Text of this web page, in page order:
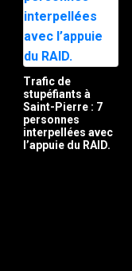
Trafic de
stupéfiants à
Saint-Pierre : 7
personnes
interpellées avec
l’appuie du RAID.